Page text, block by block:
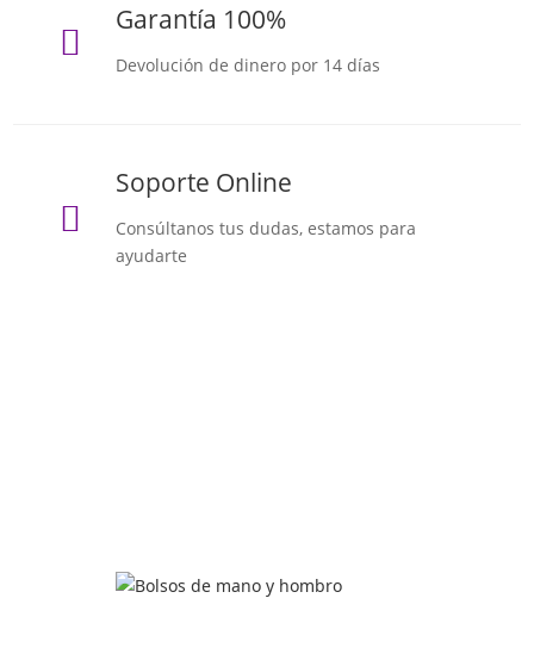

Garantía 100%
Devolución de dinero por 14 días

Soporte Online
Consúltanos tus dudas, estamos para
ayudarte